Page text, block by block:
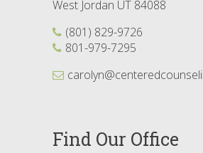
West Jordan UT 84088
(801) 829-9726
801-979-7295
Find Our Office